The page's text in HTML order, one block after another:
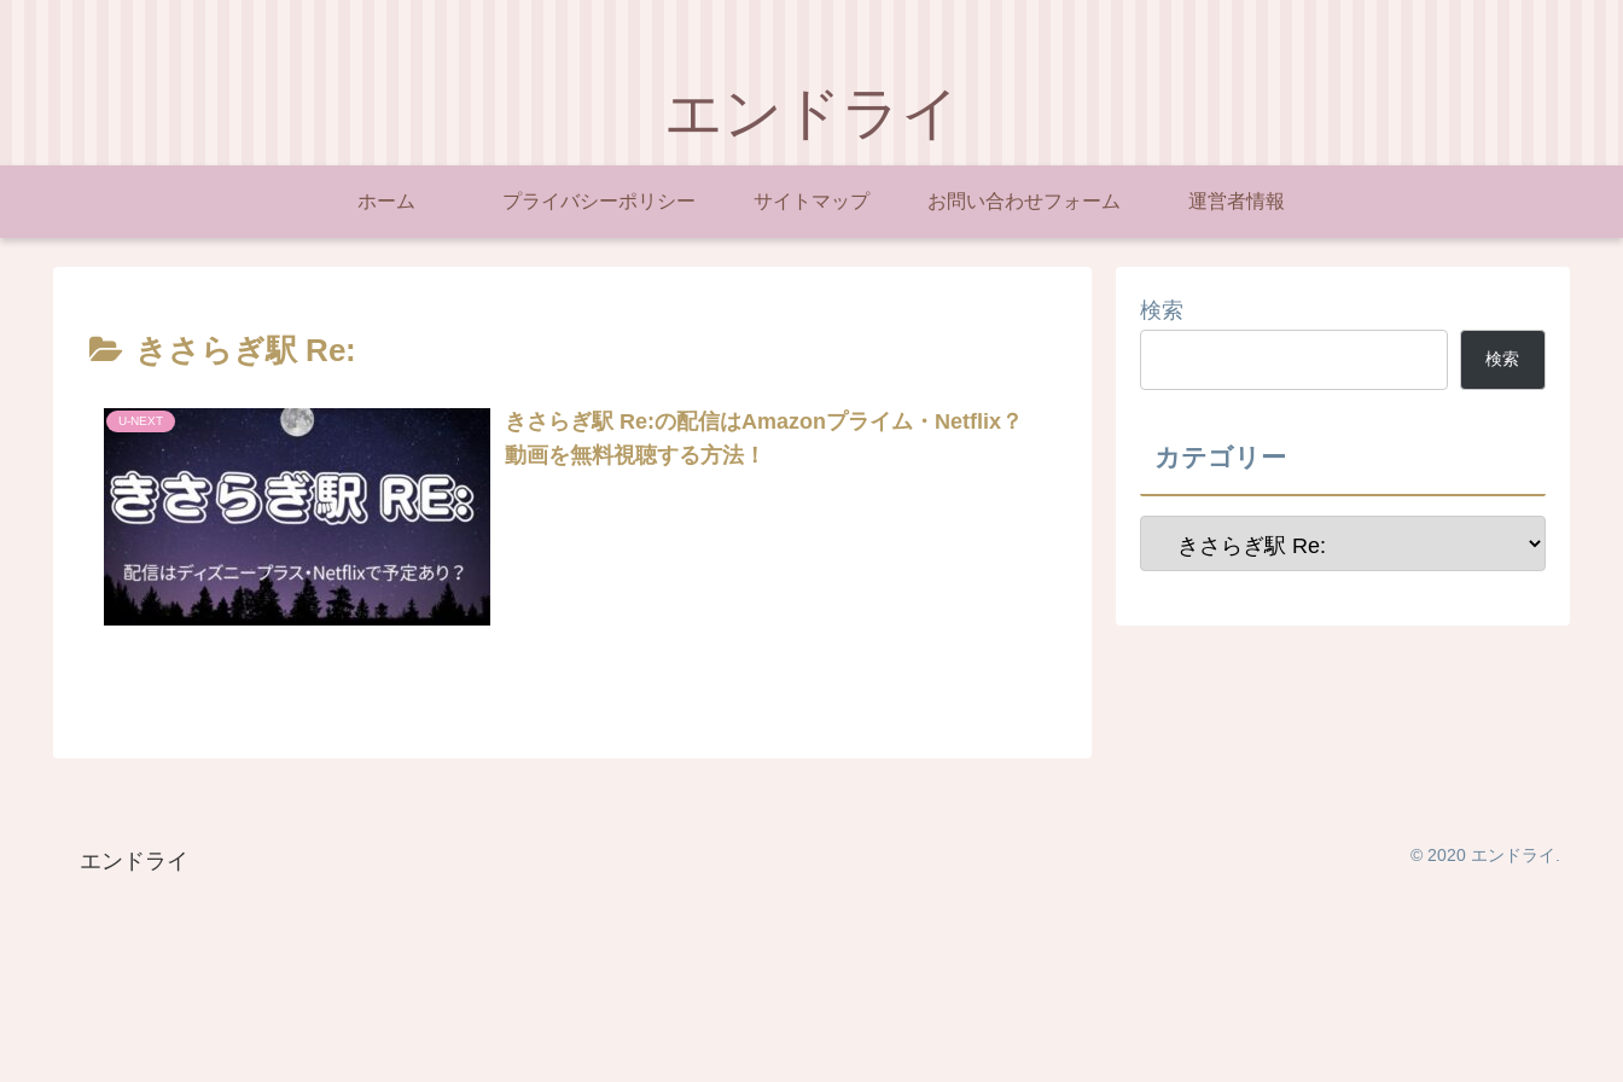
エンドライ
ホーム プライバシーポリシー サイトマップ お問い合わせフォーム 運営者情報
きさらぎ駅 Re:
U-NEXT
きさらぎ駅 Re:の配信はAmazonプライム・Netflix？
動画を無料視聴する方法！
検索
検索
カテゴリー
エンドライ © 2020 エンドライ.